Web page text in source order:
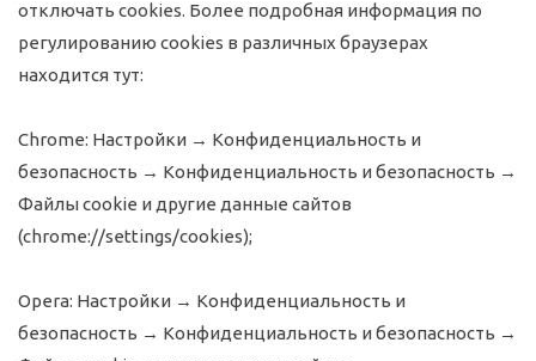
отключать cookies. Более подробная информация по
регулированию cookies в различных браузерах
находится тут:
Chrome: Настройки → Конфиденциальность и
безопасность → Конфиденциальность и безопасность →
Файлы cookie и другие данные сайтов
(chrome://settings/cookies);
Opera: Настройки → Конфиденциальность и
безопасность → Конфиденциальность и безопасность →